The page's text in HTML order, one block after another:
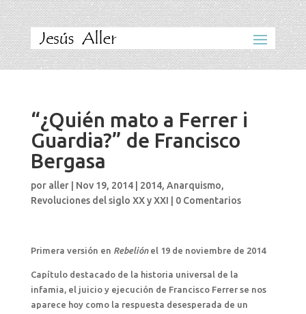
“¿Quién mato a Ferrer i
Guardia?” de Francisco
Bergasa
por aller| Nov 19, 2014| 2014, Anarquismo,
Revoluciones del siglo XX y XXI
0 Comentarios
Primera versión en Rebeliónel 19 de noviembre de 2014
Capítulo destacado de la historia universal de la
infamia, el juicio y ejecución de Francisco Ferrer se nos
aparece hoy como la respuesta desesperada de un